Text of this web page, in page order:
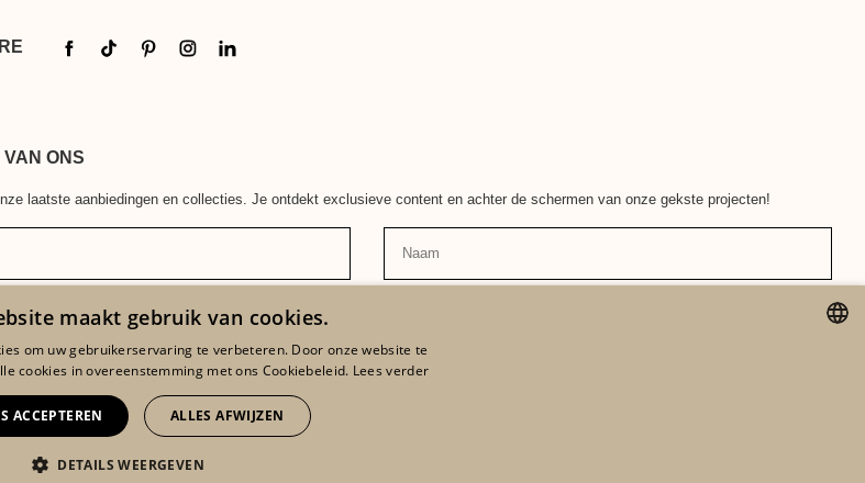
ONS
laatste aanbiedingen en collecties. Je ontdekt exclusieve content en achter de schermen van onze gekste projecten!
de Algemene voorwaarden en het vertrouwelijkheidsbeleid
maakt gebruik van cookies.
om uw gebruikerservaring te verbeteren. Door onze website te
cookies in overeenstemming met ons Cookiebeleid. Lees verder
ACCEPTEREN ALLES AFWIJZEN
DETAILS WEERGEVEN